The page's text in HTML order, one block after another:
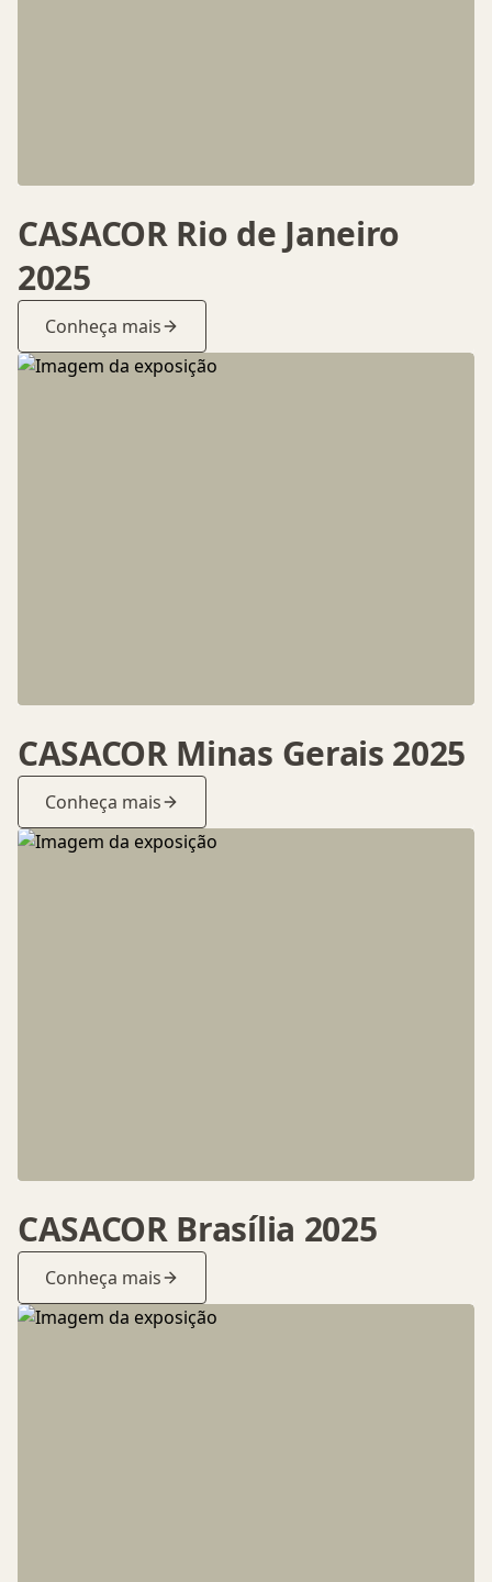
CASACOR Rio de Janeiro
2025
Conheça mais
CASACOR Minas Gerais 2025
Conheça mais
CASACOR Brasília 2025
Conheça mais